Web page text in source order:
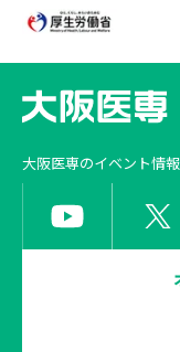
大阪医専のイベント情